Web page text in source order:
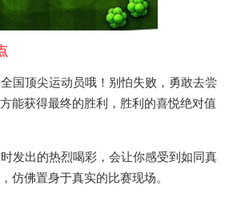
国顶尖运动员哦！别怕失败，勇敢去尝
能获得最终的胜利，胜利的喜悦绝对值
发出的热烈喝彩，会让你感受到如同真
仿佛置身于真实的比赛现场。